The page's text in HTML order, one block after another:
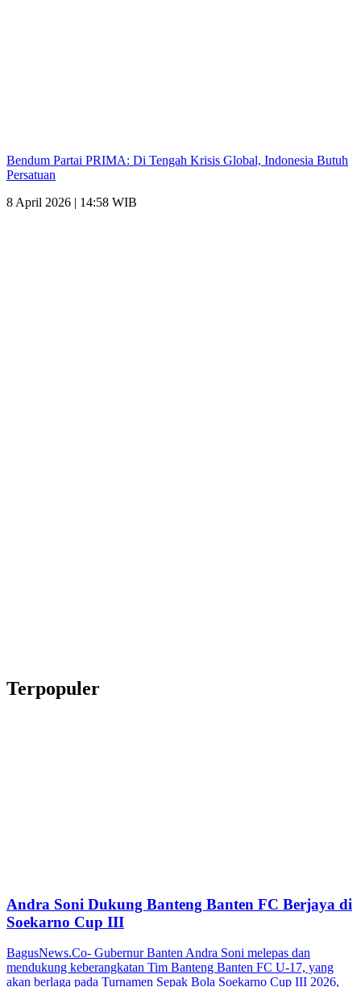
Bendum Partai PRIMA: Di Tengah Krisis Global, Indonesia Butuh
Persatuan
8 April 2026 | 14:58 WIB
Terpopuler
Andra Soni Dukung Banteng Banten FC Berjaya di
Soekarno Cup III
BagusNews.Co- Gubernur Banten Andra Soni melepas dan
mendukung keberangkatan Tim Banteng Banten FC U-17, yang
akan berlaga pada Turnamen Sepak Bola Soekarno Cup III 2026,